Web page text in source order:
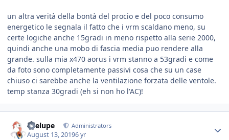
un altra verità della bontà del procio e del poco consumo
energetico le segnala il fatto che i vrm scaldano meno, su
certe logiche anche 15gradi in meno rispetto alla serie 2000,
quindi anche una mobo di fascia media puo rendere alla
grande. sulla mia x470 aorus i vrm stanno a 53gradi e come
da foto sono completamente passivi cosa che su un case
chiuso ci sarebbe anche la ventilazione forzata delle ventole.
temp stanza 30gradi (eh si non ho l'AC)!
Toelupe Administrators
August 13, 20196 yr